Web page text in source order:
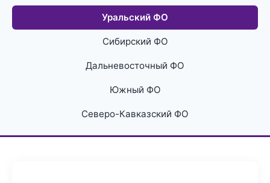
Уральский ФО
Сибирский ФО
Дальневосточный ФО
Южный ФО
Северо-Кавказский ФО